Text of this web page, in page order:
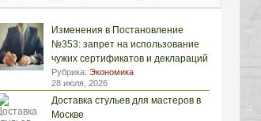
Изменения в Постановление
№353: запрет на использование
чужих сертификатов и деклараций
Рубрика: Экономика
28 июля, 2026
Доставка стульев для мастеров в
Москве